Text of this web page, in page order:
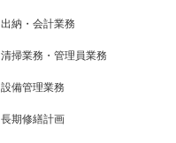
出納・会計業務
清掃業務・管理員業務
設備管理業務
長期修繕計画